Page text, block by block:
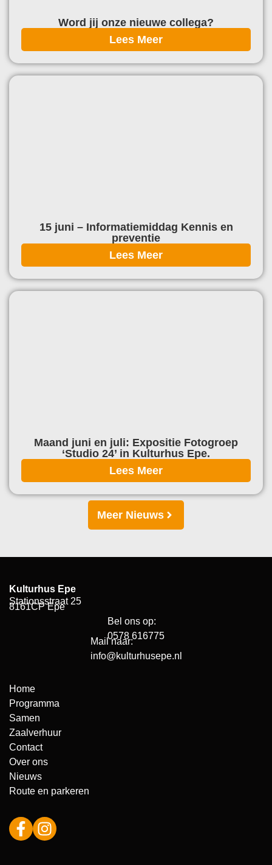
Word jij onze nieuwe collega?
Lees Meer
15 juni – Informatiemiddag Kennis en
preventie
Lees Meer
Maand juni en juli: Expositie Fotogroep
‘Studio 24’ in Kulturhus Epe.
Lees Meer
Meer Nieuws
Kulturhus Epe
Stationsstraat 25
8161CP Epe
Bel ons op:
0578 616775
Mail naar:
info@kulturhusepe.nl
Home
Programma
Samen
Zaalverhuur
Contact
Over ons
Nieuws
Route en parkeren